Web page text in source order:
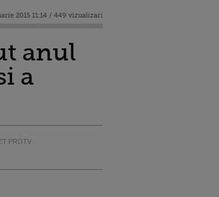
2015 11:14 / 449 vizualizari
anul
a
PROTV